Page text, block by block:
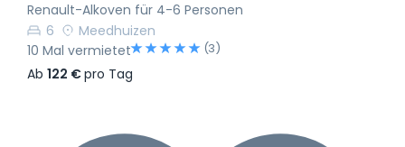
Renault-Alkoven für 4-6 Personen
6
Meedhuizen
10 Mal vermietet
(3)
Ab 122 €pro Tag